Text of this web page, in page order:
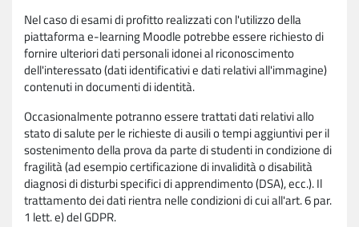
Nel caso di esami di profitto realizzati con l'utilizzo della
piattaforma e-learning Moodle potrebbe essere richiesto di
fornire ulteriori dati personali idonei al riconoscimento
dell'interessato (dati identificativi e dati relativi all'immagine)
contenuti in documenti di identità.
Occasionalmente potranno essere trattati dati relativi allo
stato di salute per le richieste di ausili o tempi aggiuntivi per il
sostenimento della prova da parte di studenti in condizione di
fragilità (ad esempio certificazione di invalidità o disabilità
diagnosi di disturbi specifici di apprendimento (DSA), ecc.). Il
trattamento dei dati rientra nelle condizioni di cui all'art. 6 par.
1 lett. e) del GDPR.